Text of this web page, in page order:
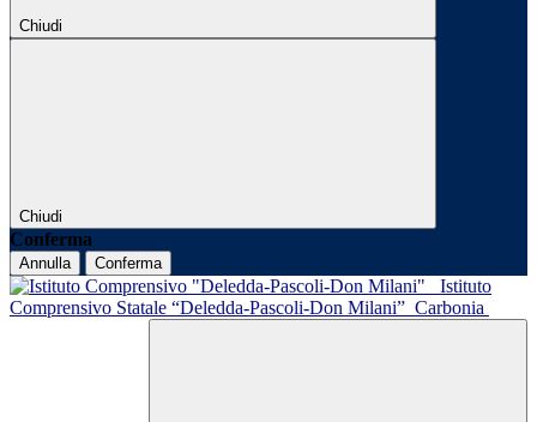
Chiudi
Chiudi
Conferma
Annulla Conferma
Istituto
Comprensivo Statale “Deledda-Pascoli-Don Milani” Carbonia